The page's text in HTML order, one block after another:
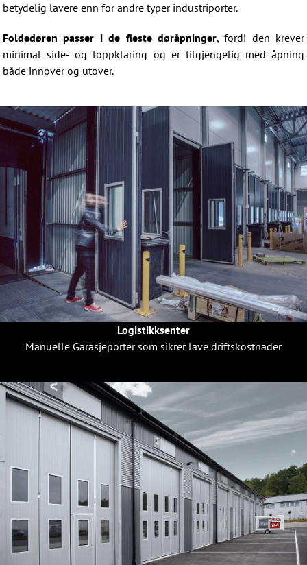
betydelig lavere enn for andre typer industriporter.
Foldedøren passer i de fleste døråpninger, fordi den krever
minimal side- og toppklaring og er tilgjengelig med åpning
både innover og utover.
Logistikksenter
Manuelle Garasjeporter som sikrer lave driftskostnader